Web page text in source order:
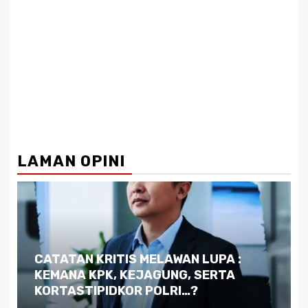
LAMAN OPINI
Dilema Kaltim di Tengah Krisis:
Kutukan Sumber Daya Alam dan
Pemimpin yang Tak Kreatif